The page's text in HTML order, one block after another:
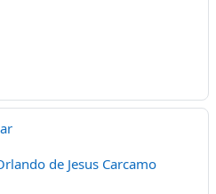
de Jesus Carcamo